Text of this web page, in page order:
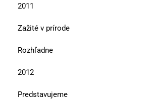
2011
Zažité v prírode
Rozhľadne
2012
Predstavujeme